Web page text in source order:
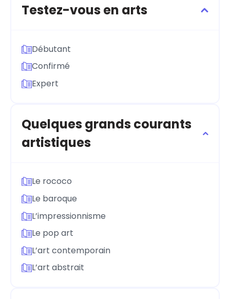
Testez-vous en arts
Débutant
Confirmé
Expert
Quelques grands courants
artistiques
Le rococo
Le baroque
L’impressionnisme
Le pop art
L’art contemporain
L’art abstrait